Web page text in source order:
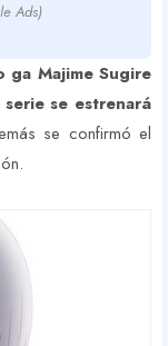
Ads)
ga Majime Sugire
serie se estrenará
se confirmó el